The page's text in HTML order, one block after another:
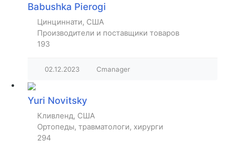
Babushka Pierogi
Цинциннати, США
Производители и поставщики товаров
193
02.12.2023 Cmanager
Yuri Novitsky
Кливленд, США
Ортопеды, травматологи, хирурги
294